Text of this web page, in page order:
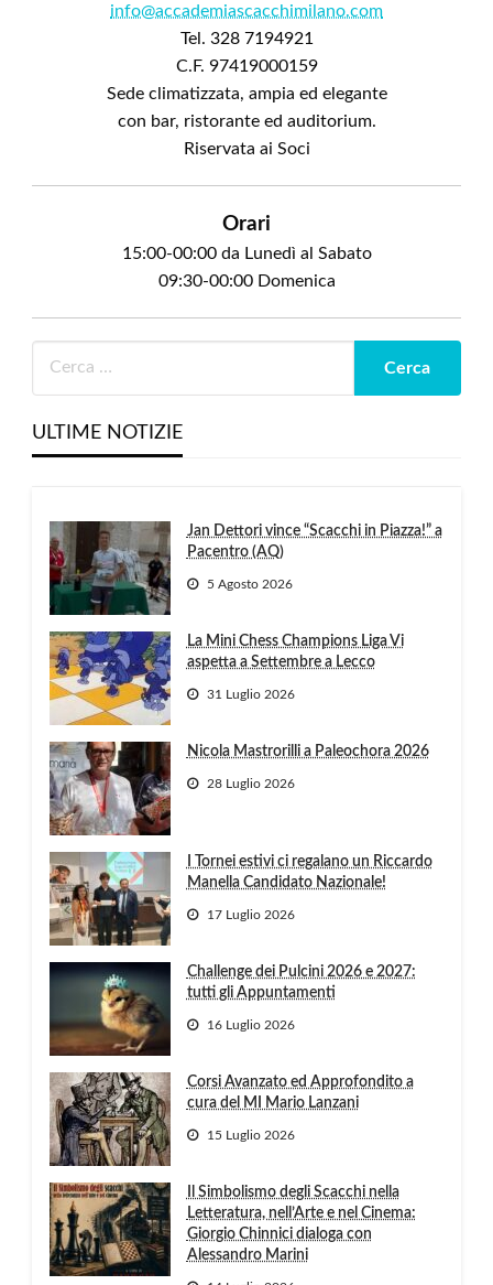
info@accademiascacchimilano.com
Tel. 328 7194921
C.F. 97419000159
Sede climatizzata, ampia ed elegante
con bar, ristorante ed auditorium.
Riservata ai Soci
Orari
15:00-00:00 da Lunedì al Sabato
09:30-00:00 Domenica
ULTIME NOTIZIE
Jan Dettori vince “Scacchi in Piazza!” a
Pacentro (AQ)
5 Agosto 2026
La Mini Chess Champions Liga Vi
aspetta a Settembre a Lecco
31 Luglio 2026
Nicola Mastrorilli a Paleochora 2026
28 Luglio 2026
I Tornei estivi ci regalano un Riccardo
Manella Candidato Nazionale!
17 Luglio 2026
Challenge dei Pulcini 2026 e 2027:
tutti gli Appuntamenti
16 Luglio 2026
Corsi Avanzato ed Approfondito a
cura del MI Mario Lanzani
15 Luglio 2026
Il Simbolismo degli Scacchi nella
Letteratura, nell’Arte e nel Cinema:
Giorgio Chinnici dialoga con
Alessandro Marini